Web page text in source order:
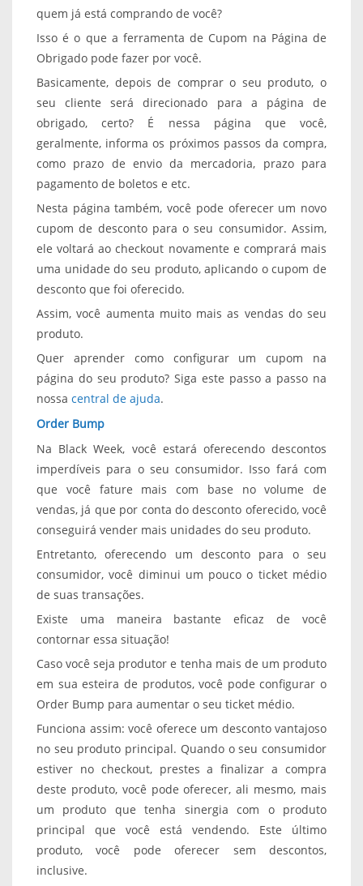
quem já está comprando de você?
Isso é o que a ferramenta de Cupom na Página de
Obrigado pode fazer por você.
Basicamente, depois de comprar o seu produto, o
seu cliente será direcionado para a página de
obrigado, certo? É nessa página que você,
geralmente, informa os próximos passos da compra,
como prazo de envio da mercadoria, prazo para
pagamento de boletos e etc.
Nesta página também, você pode oferecer um novo
cupom de desconto para o seu consumidor. Assim,
ele voltará ao checkout novamente e comprará mais
uma unidade do seu produto, aplicando o cupom de
desconto que foi oferecido.
Assim, você aumenta muito mais as vendas do seu
produto.
Quer aprender como configurar um cupom na
página do seu produto? Siga este passo a passo na
nossa central de ajuda.
Order Bump
Na Black Week, você estará oferecendo descontos
imperdíveis para o seu consumidor. Isso fará com
que você fature mais com base no volume de
vendas, já que por conta do desconto oferecido, você
conseguirá vender mais unidades do seu produto.
Entretanto, oferecendo um desconto para o seu
consumidor, você diminui um pouco o ticket médio
de suas transações.
Existe uma maneira bastante eficaz de você
contornar essa situação!
Caso você seja produtor e tenha mais de um produto
em sua esteira de produtos, você pode configurar o
Order Bump para aumentar o seu ticket médio.
Funciona assim: você oferece um desconto vantajoso
no seu produto principal. Quando o seu consumidor
estiver no checkout, prestes a finalizar a compra
deste produto, você pode oferecer, ali mesmo, mais
um produto que tenha sinergia com o produto
principal que você está vendendo. Este último
produto, você pode oferecer sem descontos,
inclusive.